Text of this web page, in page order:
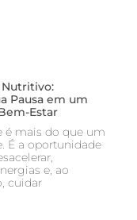
Nutritivo:
Pausa em um
Estar
é mais do que um
É a oportunidade
e, ao
cuidar